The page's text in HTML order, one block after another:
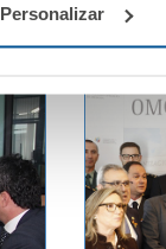
Personalizar